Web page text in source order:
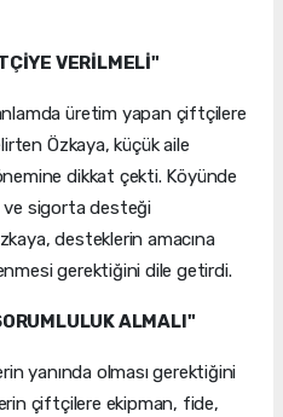
VERİLMELİ"
üretim yapan çiftçilere
Özkaya, küçük aile
dikkat çekti. Köyünde
sigorta desteği
desteklerin amacına
gerektiğini dile getirdi.
ALMALI"
yanında olması gerektiğini
çiftçilere ekipman, fide,